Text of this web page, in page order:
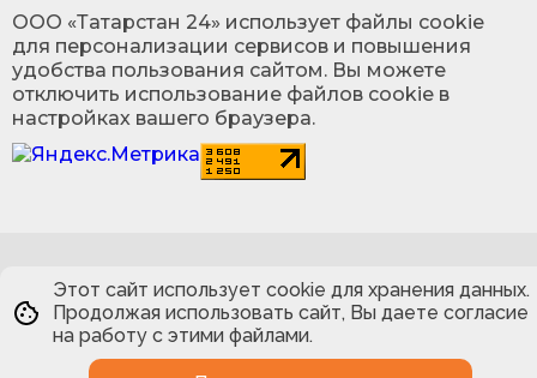
ООО «Татарстан 24» использует файлы cookie
для персонализации сервисов и повышения
удобства пользования сайтом. Вы можете
отключить использование файлов cookie в
настройках вашего браузера.
Этот сайт использует cookie для хранения данных.
Продолжая использовать сайт, Вы даете согласие
на работу с этими файлами.